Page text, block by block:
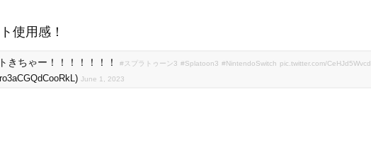
使用感！
きちゃー！！！！！！！ #スプラトゥーン3 #Splatoon3 #NintendoSwitch pic.twitter.com/CeHJd5Wvcd
June 1, 2023